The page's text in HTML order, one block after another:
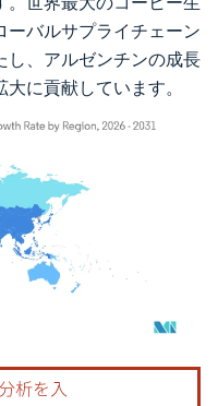
ーバルサプライチェーン
し、アルゼンチンの成長
に貢献しています。
4.0の表示が必要です。